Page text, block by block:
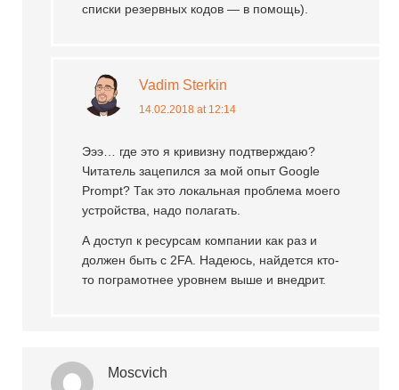
списки резервных кодов — в помощь).
Vadim Sterkin
14.02.2018 at 12:14
Эээ… где это я кривизну подтверждаю?
Читатель зацепился за мой опыт Google
Prompt? Так это локальная проблема моего
устройства, надо полагать.
А доступ к ресурсам компании как раз и
должен быть с 2FA. Надеюсь, найдется кто-
то пограмотнее уровнем выше и внедрит.
Moscvich